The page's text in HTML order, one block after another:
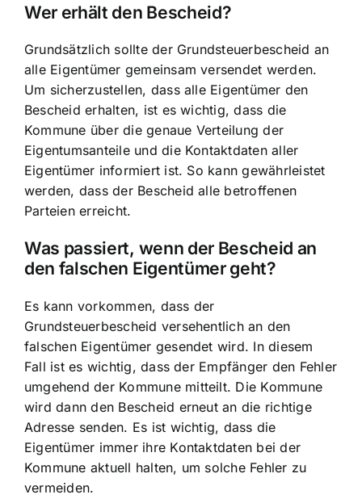
Wer erhält den Bescheid?
Grundsätzlich sollte der Grundsteuerbescheid an
alle Eigentümer gemeinsam versendet werden.
Um sicherzustellen, dass alle Eigentümer den
Bescheid erhalten, ist es wichtig, dass die
Kommune über die genaue Verteilung der
Eigentumsanteile und die Kontaktdaten aller
Eigentümer informiert ist. So kann gewährleistet
werden, dass der Bescheid alle betroffenen
Parteien erreicht.
Was passiert, wenn der Bescheid an
den falschen Eigentümer geht?
Es kann vorkommen, dass der
Grundsteuerbescheid versehentlich an den
falschen Eigentümer gesendet wird. In diesem
Fall ist es wichtig, dass der Empfänger den Fehler
umgehend der Kommune mitteilt. Die Kommune
wird dann den Bescheid erneut an die richtige
Adresse senden. Es ist wichtig, dass die
Eigentümer immer ihre Kontaktdaten bei der
Kommune aktuell halten, um solche Fehler zu
vermeiden.